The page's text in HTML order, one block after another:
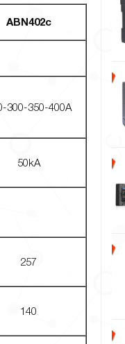
ABN402c
300-350-400A
50kA
257
140